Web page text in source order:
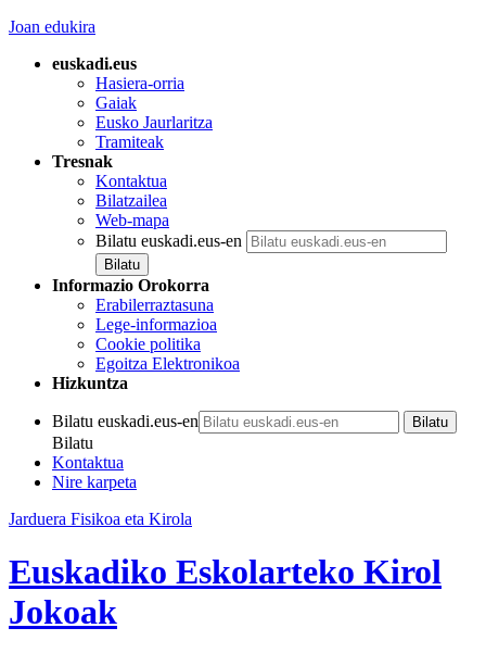
Joan edukira
euskadi.eus
Hasiera-orria
Gaiak
Eusko Jaurlaritza
Tramiteak
Tresnak
Kontaktua
Bilatzailea
Web-mapa
Bilatu euskadi.eus-en
Informazio Orokorra
Erabilerraztasuna
Lege-informazioa
Cookie politika
Egoitza Elektronikoa
Hizkuntza
Bilatu euskadi.eus-en
Bilatu
Kontaktua
Nire karpeta
Jarduera Fisikoa eta Kirola
Euskadiko Eskolarteko Kirol
Jokoak